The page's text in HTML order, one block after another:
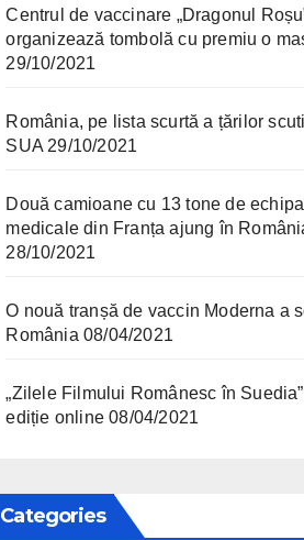
Centrul de vaccinare „Dragonul
organizează tombolă cu premiu o
29/10/2021
România, pe lista scurtă a țărilor
SUA 29/10/2021
Două camioane cu 13 tone de
medicale din Franța ajung în
28/10/2021
O nouă tranșă de vaccin Moderna a
România 08/04/2021
„Zilele Filmului Românesc în
ediție online 08/04/2021
Categories